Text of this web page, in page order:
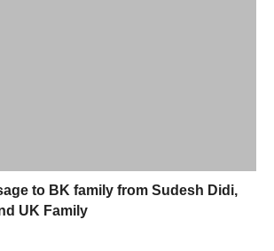
to BK family from Sudesh Didi,
UK Family